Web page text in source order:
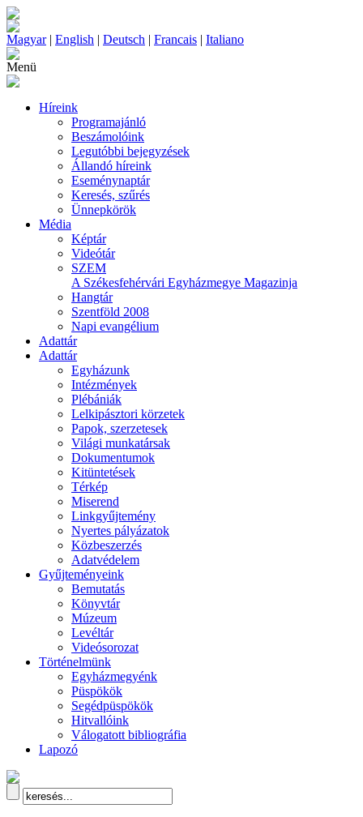
Magyar| English | Deutsch | Francais | Italiano
Menü
Híreink
Programajánló
Beszámolóink
Legutóbbi bejegyzések
Állandó híreink
Eseménynaptár
Keresés, szűrés
Ünnepkörök
Média
Képtár
Videótár
SZEM
A Székesfehérvári Egyházmegye Magazinja
Hangtár
Szentföld 2008
Napi evangélium
Adattár
Adattár
Egyházunk
Intézmények
Plébániák
Lelkipásztori körzetek
Papok, szerzetesek
Világi munkatársak
Dokumentumok
Kitüntetések
Térkép
Miserend
Linkgyűjtemény
Nyertes pályázatok
Közbeszerzés
Adatvédelem
Gyűjteményeink
Bemutatás
Könyvtár
Múzeum
Levéltár
Videósorozat
Történelmünk
Egyházmegyénk
Püspökök
Segédpüspökök
Hitvallóink
Válogatott bibliográfia
Lapozó